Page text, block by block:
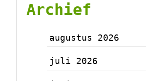
Archief
augustus 2026
juli 2026